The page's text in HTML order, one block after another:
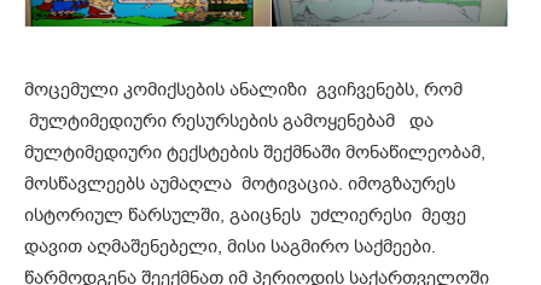
მოცემული კომიქსების ანალიზი გვიჩვენებს, რომ
მულტიმედიური რესურსების გამოყენებამ და
მულტიმედიური ტექსტების შექმნაში მონაწილეობამ,
მოსწავლეებს აუმაღლა მოტივაცია. იმოგზაურეს
ისტორიულ წარსულში, გაიცნეს უძლიერესი მეფე
დავით აღმაშენებელი, მისი საგმირო საქმეები.
წარმოდგენა შეექმნათ იმ პერიოდის საქართველოში